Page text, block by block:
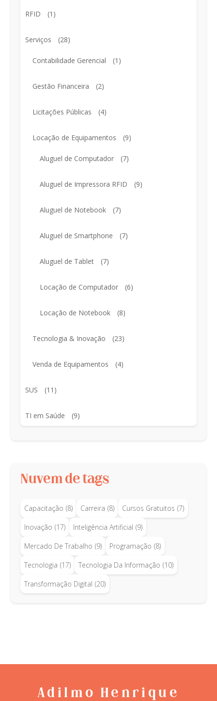
RFID (1)
Serviços (28)
Contabilidade Gerencial (1)
Gestão Financeira (2)
Licitações Públicas (4)
Locação de Equipamentos (9)
Aluguel de Computador (7)
Aluguel de Impressora RFID (9)
Aluguel de Notebook (7)
Aluguel de Smartphone (7)
Aluguel de Tablet (7)
Locação de Computador (6)
Locação de Notebook (8)
Tecnologia & Inovação (23)
Venda de Equipamentos (4)
SUS (11)
TI em Saúde (9)
Nuvem de tags
Capacitação (8) Carreira (8) Cursos Gratuitos (7)
Inovação (17) Inteligência Artificial (9)
Mercado De Trabalho (9) Programação (8)
Tecnologia (17) Tecnologia Da Informação (10)
Transformação Digital (20)
Adilmo Henrique